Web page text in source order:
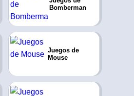
Bomberman
Juegos de
Mouse